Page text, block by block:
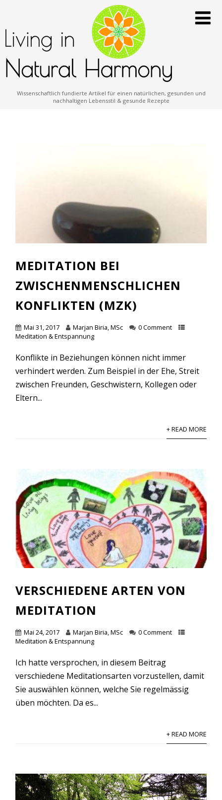
Wissenschaftlich fundierte Artikel für einen natürlichen, gesunden und
nachhaltigen Lebensstil & gesunde Rezepte
MEDITATION BEI
ZWISCHENMENSCHLICHEN
KONFLIKTEN (MZK)
Mai 31, 2017 Marjan Biria, MSc
0 Comment
Meditation & Entspannung
Konflikte in Beziehungen können nicht immer
verhindert werden. Zum Beispiel in der Ehe, Streit
zwischen Freunden, Geschwistern, Kollegen oder
Eltern...
+ READ MORE
VERSCHIEDENE ARTEN VON
MEDITATION
Mai 24, 2017 Marjan Biria, MSc
0 Comment
Meditation & Entspannung
Ich hatte versprochen, in diesem Beitrag
verschiedene Meditationsarten vorzustellen, damit
Sie auswählen können, welche Sie regelmässig
üben möchten. Da es...
+ READ MORE